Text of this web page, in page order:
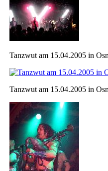
Tanzwut am 15.04.2005 in
Tanzwut am 15.04.2005 in